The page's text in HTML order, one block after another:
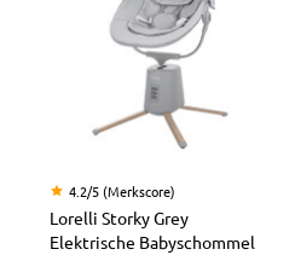
4.2/5 (Merkscore)
Lorelli Storky Grey
Elektrische Babyschommel